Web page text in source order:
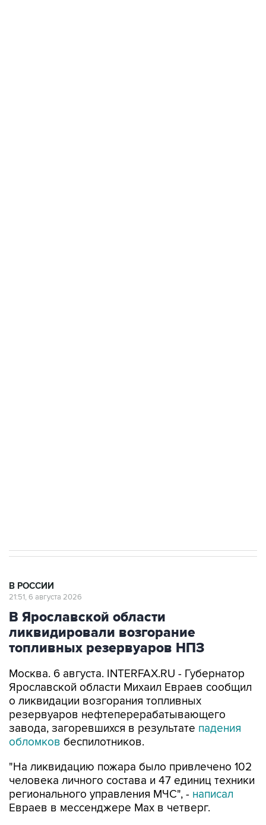
В РОССИИ
21:51, 6 августа 2026
В Ярославской области
ликвидировали возгорание
топливных резервуаров НПЗ
Москва. 6 августа. INTERFAX.RU - Губернатор
Ярославской области Михаил Евраев сообщил
о ликвидации возгорания топливных
резервуаров нефтеперерабатывающего
завода, загоревшихся в результате падения
обломков беспилотников.
"На ликвидацию пожара было привлечено 102
человека личного состава и 47 единиц техники
регионального управления МЧС", - написал
Евраев в мессенджере Мах в четверг.